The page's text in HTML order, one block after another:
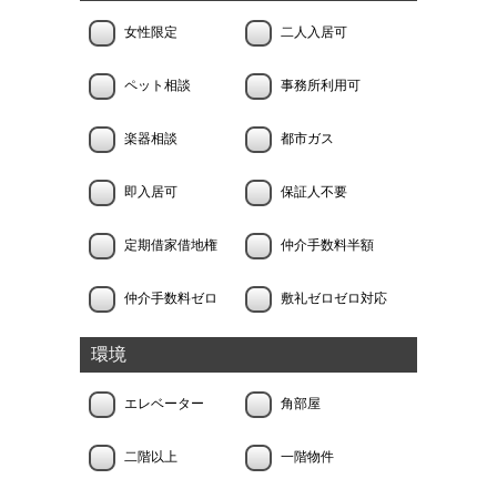
女性限定 二人入居可
ペット相談 事務所利用可
楽器相談 都市ガス
即入居可 保証人不要
定期借家借地権 仲介手数料半額
仲介手数料ゼロ 敷礼ゼロゼロ対応
環境
エレベーター 角部屋
二階以上 一階物件